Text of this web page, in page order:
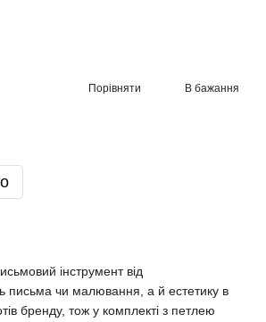
Порівняти В бажання
інструмент від
письма чи малювання, а й естетику в
бренду, тож у комплекті з петлею